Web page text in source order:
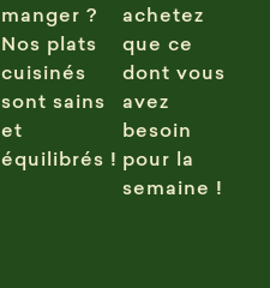
manger ?
Nos plats
cuisinés
sont sains
et
équilibrés !
achetez
que ce
dont vous
avez
besoin
pour la
semaine !